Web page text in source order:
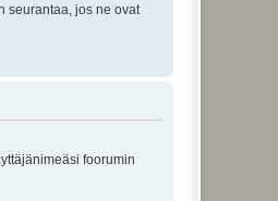
seurantaa, jos ne ovat
foorumin